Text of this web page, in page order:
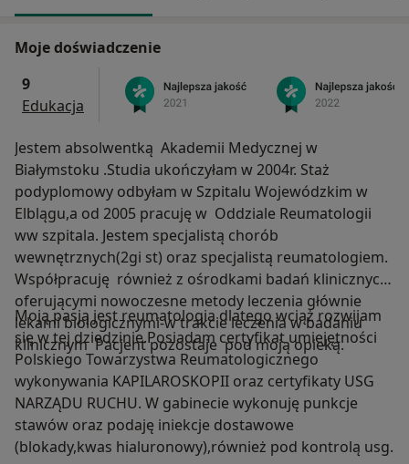
Moje doświadczenie
9
Edukacja
Jestem absolwentką Akademii Medycznej w
Białymstoku .Studia ukończyłam w 2004r. Staż
podyplomowy odbyłam w Szpitalu Wojewódzkim w
Elblągu,a od 2005 pracuję w Oddziale Reumatologii
ww szpitala. Jestem specjalistą chorób
wewnętrznych(2gi st) oraz specjalistą reumatologiem.
Współpracuję również z ośrodkami badań klinicznych
oferującymi nowoczesne metody leczenia głównie
lekami biologicznymi-w trakcie leczenia w badaniu
klinicznym Pacjent pozostaje pod moją opieką.
Moją pasją jest reumatologia dlatego wciąż rozwijam
się w tej dziedzinie.Posiadam certyfikat umiejętności
Polskiego Towarzystwa Reumatologicznego
wykonywania KAPILAROSKOPII oraz certyfikaty USG
NARZĄDU RUCHU. W gabinecie wykonuję punkcje
stawów oraz podaję iniekcje dostawowe
(blokady,kwas hialuronowy),również pod kontrolą usg.